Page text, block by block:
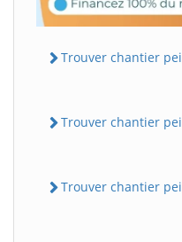
Trouver chantier
Trouver chantier
Trouver chantier